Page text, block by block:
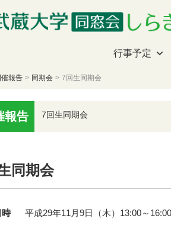
行事予定
催報告 > 同期会 > 7回生同期会
報告 7回生同期会
同期会
時
平成29年11月9日（木）13:00～16:00